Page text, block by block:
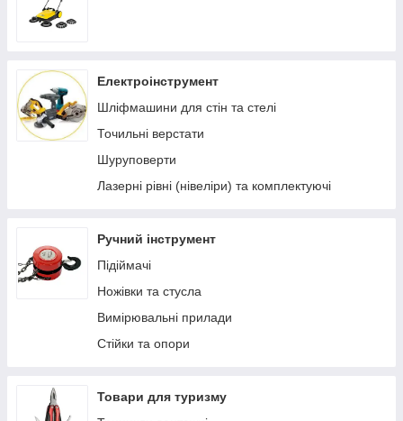
Електроінструмент
Шліфмашини для стін та стелі
Точильні верстати
Шуруповерти
Лазерні рівні (нівеліри) та комплектуючі
Ручний інструмент
Підіймачі
Ножівки та стусла
Вимірювальні прилади
Стійки та опори
Товари для туризму